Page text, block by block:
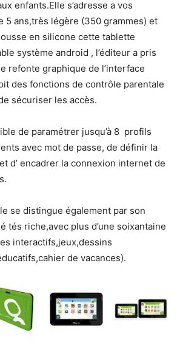
enfants.Elle s’adresse a vos
5 ans,très légère (350 grammes) et
en silicone cette tablette
système android , l’éditeur a pris
refonte graphique de l’interface
des fonctions de contrôle parentale
sécuriser les accès.
de paramétrer jusqu’à 8 profils
avec mot de passe, de définir la
d’ encadrer la connexion internet de
se distingue également par son
tés riche,avec plus d’une soixantaine
interactifs,jeux,dessins
de vacances).